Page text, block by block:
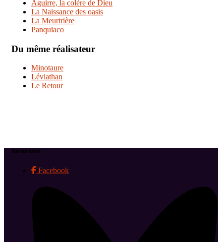
Aguirre, la colère de Dieu
La Naissance des oasis
La Meurtrière
Panquiaco
Du même réalisateur
Minotaure
Léviathan
Le Retour
Suivez-nous !
Facebook